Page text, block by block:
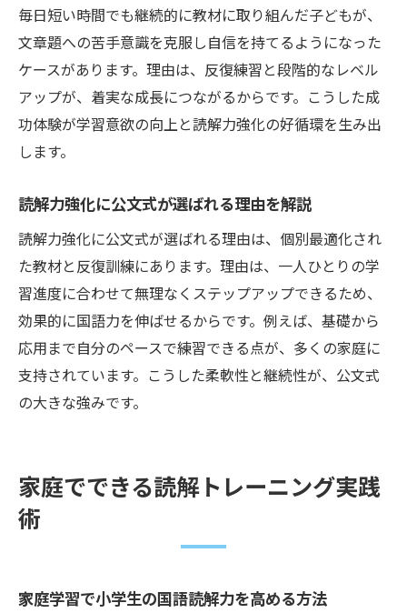
毎日短い時間でも継続的に教材に取り組んだ子どもが、
文章題への苦手意識を克服し自信を持てるようになった
ケースがあります。理由は、反復練習と段階的なレベル
アップが、着実な成長につながるからです。こうした成
功体験が学習意欲の向上と読解力強化の好循環を生み出
します。
読解力強化に公文式が選ばれる理由を解説
読解力強化に公文式が選ばれる理由は、個別最適化され
た教材と反復訓練にあります。理由は、一人ひとりの学
習進度に合わせて無理なくステップアップできるため、
効果的に国語力を伸ばせるからです。例えば、基礎から
応用まで自分のペースで練習できる点が、多くの家庭に
支持されています。こうした柔軟性と継続性が、公文式
の大きな強みです。
家庭でできる読解トレーニング実践
術
家庭学習で小学生の国語読解力を高める方法